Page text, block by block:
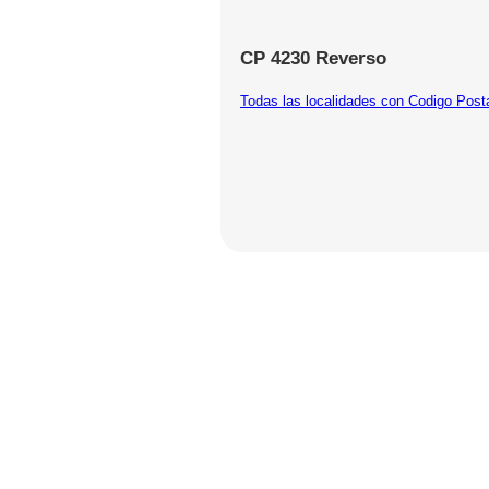
CP 4230 Reverso
Todas las localidades con Codigo